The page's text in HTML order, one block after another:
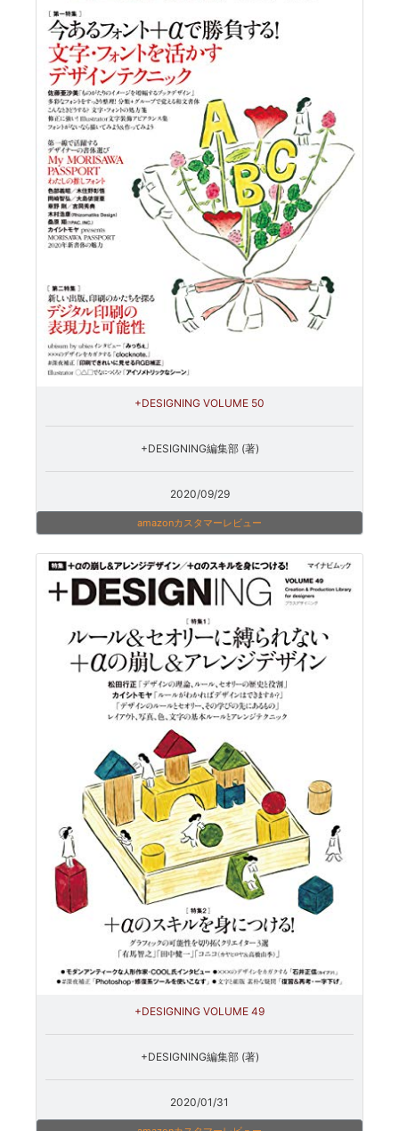
+DESIGNING VOLUME 50
+DESIGNING編集部 (著)
2020/09/29
amazonカスタマーレビュー
+DESIGNING VOLUME 49
+DESIGNING編集部 (著)
2020/01/31